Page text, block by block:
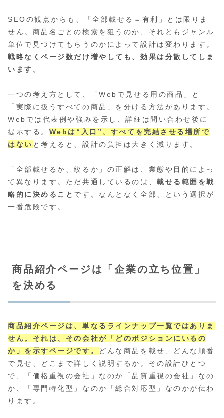
SEOの観点からも、「全部載せる＝有利」とは限りま
せん。商品名ごとの検索を狙うのか、それともジャンル
単位で見つけてもらうのかによって設計は変わります。
戦略なくページ数だけ増やしても、効果は分散してしま
います。
一つの考え方として、「Webで見せる用の商品」と
「実際に扱うすべての商品」を分ける方法があります。
Webでは代表例や強みを示し、詳細は問い合わせ後に
提示する。 Webは“入口”、すべてを完結させる場所で
はない と考えると、設計の負担は大きく減ります。
「全部載せるか、絞るか」の正解は、業態や目的によっ
て異なります。ただ共通しているのは、載せる範囲を戦
略的に決めること です。なんとなく全部、という選択が
一番危険です。
商品紹介ページは「企業の立ち位置」
を決める
商品紹介ページは、単なるラインナップ一覧ではありま
せん。それは、その会社が「どのポジションにいるの
か」を示すページです。
どんな商品を載せ、どんな順番
で見せ、どこまで詳しく説明するか。その設計ひとつ
で、「価格重視の会社」なのか「品質重視の会社」なの
か、「専門特化型」なのか「総合対応型」なのかが伝わ
ります。